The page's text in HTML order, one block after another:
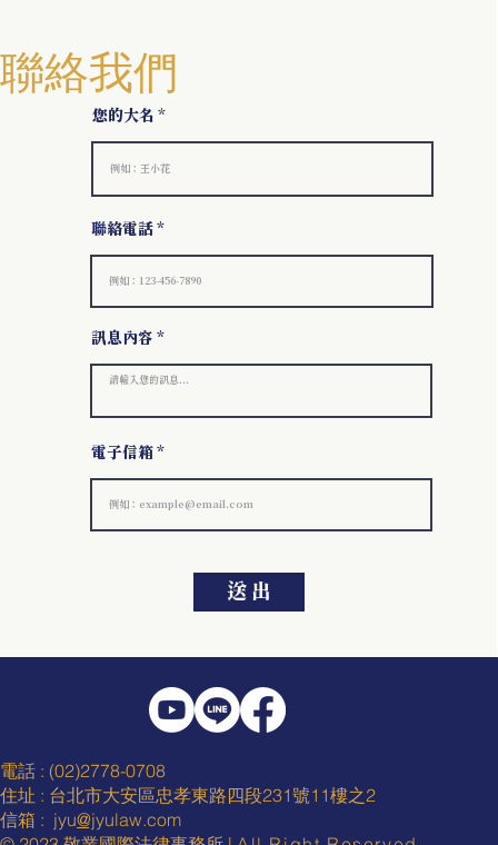
聯絡我們
您的大名
電子信箱
聯絡電話
訊息內容
送 出
電話 : (02)2778-0708
住址 : 台北市大安區忠孝東路四段231號11樓之2
信箱 : jyu@jyulaw.com